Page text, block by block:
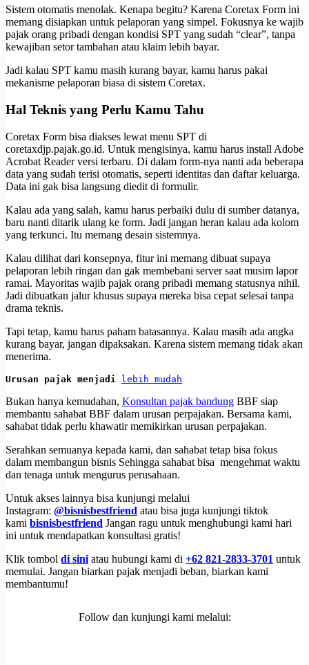
Sistem otomatis menolak. Kenapa begitu? Karena Coretax Form ini
memang disiapkan untuk pelaporan yang simpel. Fokusnya ke wajib
pajak orang pribadi dengan kondisi SPT yang sudah “clear”, tanpa
kewajiban setor tambahan atau klaim lebih bayar.
Jadi kalau SPT kamu masih kurang bayar, kamu harus pakai
mekanisme pelaporan biasa di sistem Coretax.
Hal Teknis yang Perlu Kamu Tahu
Coretax Form bisa diakses lewat menu SPT di
coretaxdjp.pajak.go.id. Untuk mengisinya, kamu harus install Adobe
Acrobat Reader versi terbaru. Di dalam form-nya nanti ada beberapa
data yang sudah terisi otomatis, seperti identitas dan daftar keluarga.
Data ini gak bisa langsung diedit di formulir.
Kalau ada yang salah, kamu harus perbaiki dulu di sumber datanya,
baru nanti ditarik ulang ke form. Jadi jangan heran kalau ada kolom
yang terkunci. Itu memang desain sistemnya.
Kalau dilihat dari konsepnya, fitur ini memang dibuat supaya
pelaporan lebih ringan dan gak membebani server saat musim lapor
ramai. Mayoritas wajib pajak orang pribadi memang statusnya nihil.
Jadi dibuatkan jalur khusus supaya mereka bisa cepat selesai tanpa
drama teknis.
Tapi tetap, kamu harus paham batasannya. Kalau masih ada angka
kurang bayar, jangan dipaksakan. Karena sistem memang tidak akan
menerima.
Urusan pajak menjadi lebih mudah
Bukan hanya kemudahan, Konsultan pajak bandung BBF siap
membantu sahabat BBF dalam urusan perpajakan. Bersama kami,
sahabat tidak perlu khawatir memikirkan urusan perpajakan.
Serahkan semuanya kepada kami, dan sahabat tetap bisa fokus
dalam membangun bisnis Sehingga sahabat bisa mengehmat waktu
dan tenaga untuk mengurus perusahaan.
Untuk akses lainnya bisa kunjungi melalui
Instagram: @bisnisbestfriend atau bisa juga kunjungi tiktok
kami bisnisbestfriend Jangan ragu untuk menghubungi kami hari
ini untuk mendapatkan konsultasi gratis!
Klik tombol di sini atau hubungi kami di +62 821-2833-3701 untuk
memulai. Jangan biarkan pajak menjadi beban, biarkan kami
membantumu!
Follow dan kunjungi kami melalui: